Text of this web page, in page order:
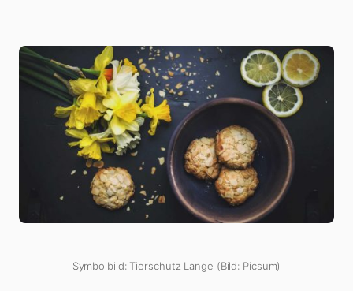
Symbolbild: Tierschutz Lange (Bild: Picsum)